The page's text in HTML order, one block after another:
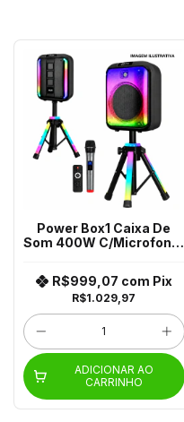
Power Box1 Caixa De
Som 400W C/Microfone,
R$1.029,97
R$999,07 com Pix
ADICIONAR AO
CARRINHO